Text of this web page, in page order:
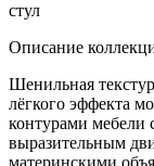
стул
Описание
Шенильная
лёгкого эффекта
контурами мебели
выразительным